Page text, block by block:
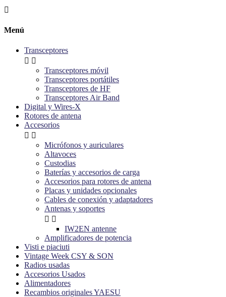

Menú
Transceptores
 
Transceptores móvil
Transceptores portátiles
Transceptores de HF
Transceptores Air Band
Digital y Wires-X
Rotores de antena
Accesorios
 
Micrófonos y auriculares
Altavoces
Custodias
Baterías y accesorios de carga
Accesorios para rotores de antena
Placas y unidades opcionales
Cables de conexión y adaptadores
Antenas y soportes
 
IW2EN antenne
Amplificadores de potencia
Visti e piaciuti
Vintage Week CSY & SON
Radios usadas
Accesorios Usados
Alimentadores
Recambios originales YAESU